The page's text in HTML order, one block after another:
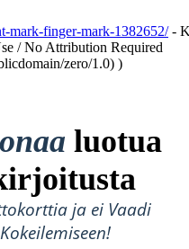
mark-finger-mark-1382652/-
/ No Attribution Required
zero/1.0) )
luotua
ja ei Vaadi